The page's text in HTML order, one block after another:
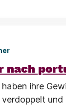
nach
ihre